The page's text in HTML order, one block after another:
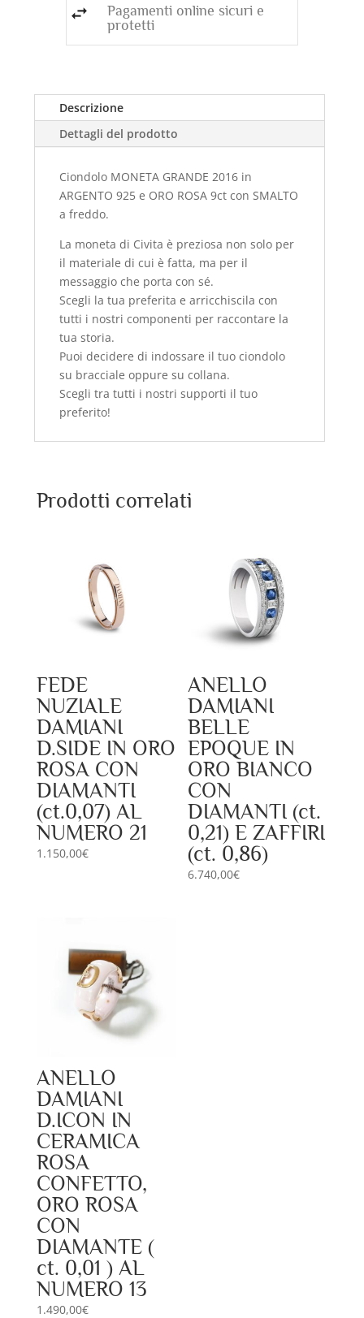
Pagamenti online sicuri e
protetti
Descrizione
Dettagli del prodotto
Ciondolo MONETA GRANDE 2016 in
ARGENTO 925 e ORO ROSA 9ct con SMALTO
a freddo.
La moneta di Civita è preziosa non solo per
il materiale di cui è fatta, ma per il
messaggio che porta con sé.
Scegli la tua preferita e arricchiscila con
tutti i nostri componenti per raccontare la
tua storia.
Puoi decidere di indossare il tuo ciondolo
su bracciale oppure su collana.
Scegli tra tutti i nostri supporti il tuo
preferito!
Prodotti correlati
FEDE
NUZIALE
DAMIANI
D.SIDE IN ORO
ROSA CON
DIAMANTI
(ct.0,07) AL
NUMERO 21
1.150,00€
ANELLO
DAMIANI
BELLE
EPOQUE IN
ORO BIANCO
CON
DIAMANTI (ct.
0,21) E ZAFFIRI
(ct. 0,86)
6.740,00€
ANELLO
DAMIANI
D.ICON IN
CERAMICA
ROSA
CONFETTO,
ORO ROSA
CON
DIAMANTE (
ct. 0,01 ) AL
NUMERO 13
1.490,00€